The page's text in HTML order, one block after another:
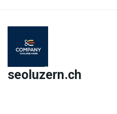
content
seoluzern.ch